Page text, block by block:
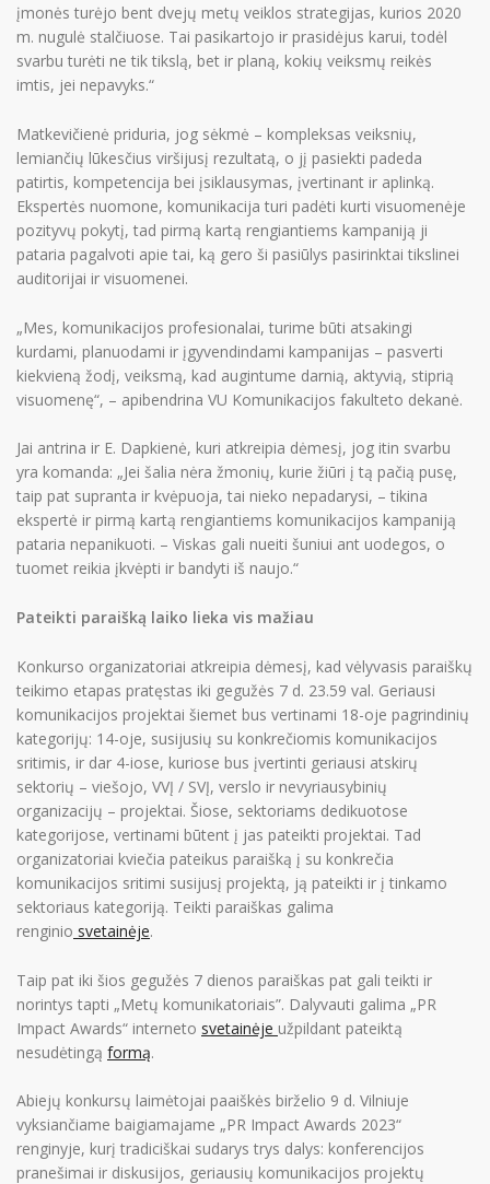
įmonės turėjo bent dvejų metų veiklos strategijas, kurios 2020
m. nugulė stalčiuose. Tai pasikartojo ir prasidėjus karui, todėl
svarbu turėti ne tik tikslą, bet ir planą, kokių veiksmų reikės
imtis, jei nepavyks.“
Matkevičienė priduria, jog sėkmė – kompleksas veiksnių,
lemiančių lūkesčius viršijusį rezultatą, o jį pasiekti padeda
patirtis, kompetencija bei įsiklausymas, įvertinant ir aplinką.
Ekspertės nuomone, komunikacija turi padėti kurti visuomenėje
pozityvų pokytį, tad pirmą kartą rengiantiems kampaniją ji
pataria pagalvoti apie tai, ką gero ši pasiūlys pasirinktai tikslinei
auditorijai ir visuomenei.
„Mes, komunikacijos profesionalai, turime būti atsakingi
kurdami, planuodami ir įgyvendindami kampanijas – pasverti
kiekvieną žodį, veiksmą, kad augintume darnią, aktyvią, stiprią
visuomenę“, – apibendrina VU Komunikacijos fakulteto dekanė.
Jai antrina ir E. Dapkienė, kuri atkreipia dėmesį, jog itin svarbu
yra komanda: „Jei šalia nėra žmonių, kurie žiūri į tą pačią pusę,
taip pat supranta ir kvėpuoja, tai nieko nepadarysi, – tikina
ekspertė ir pirmą kartą rengiantiems komunikacijos kampaniją
pataria nepanikuoti. – Viskas gali nueiti šuniui ant uodegos, o
tuomet reikia įkvėpti ir bandyti iš naujo.“
Pateikti paraišką laiko lieka vis mažiau
Konkurso organizatoriai atkreipia dėmesį, kad vėlyvasis paraiškų
teikimo etapas pratęstas iki gegužės 7 d. 23.59 val. Geriausi
komunikacijos projektai šiemet bus vertinami 18-oje pagrindinių
kategorijų: 14-oje, susijusių su konkrečiomis komunikacijos
sritimis, ir dar 4-iose, kuriose bus įvertinti geriausi atskirų
sektorių – viešojo, VVĮ / SVĮ, verslo ir nevyriausybinių
organizacijų – projektai. Šiose, sektoriams dedikuotose
kategorijose, vertinami būtent į jas pateikti projektai. Tad
organizatoriai kviečia pateikus paraišką į su konkrečia
komunikacijos sritimi susijusį projektą, ją pateikti ir į tinkamo
sektoriaus kategoriją. Teikti paraiškas galima
renginio svetainėje.
Taip pat iki šios gegužės 7 dienos paraiškas pat gali teikti ir
norintys tapti „Metų komunikatoriais”. Dalyvauti galima „PR
Impact Awards“ interneto svetainėje užpildant pateiktą
nesudėtingą formą.
Abiejų konkursų laimėtojai paaiškės birželio 9 d. Vilniuje
vyksiančiame baigiamajame „PR Impact Awards 2023“
renginyje, kurį tradiciškai sudarys trys dalys: konferencijos
pranešimai ir diskusijos, geriausių komunikacijos projektų